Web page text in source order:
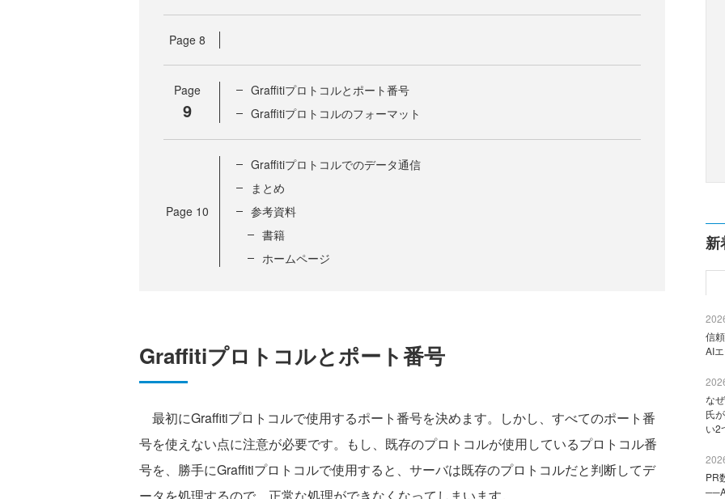
Page 8
Page
9
Graffitiプロトコルとポート番号
Graffitiプロトコルのフォーマット
Page 10
Graffitiプロトコルでのデータ通信
まとめ
参考資料
書籍
ホームページ
Graffitiプロトコルとポート番号
最初にGraffitiプロトコルで使用するポート番号を決めます。しかし、すべてのポート番
号を使えない点に注意が必要です。もし、既存のプロトコルが使用しているプロトコル番
号を、勝手にGraffitiプロトコルで使用すると、サーバは既存のプロトコルだと判断してデ
ータを処理するので、正常な処理ができなくなってしまいます。
新
信
AI
な
氏
い2
PR